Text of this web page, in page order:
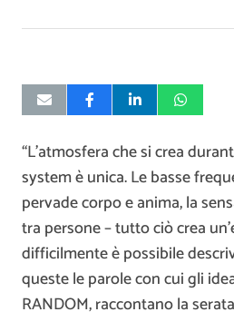
“L’atmosfera che si crea
system è unica. Le basse
pervade corpo e anima, la
tra persone – tutto ciò crea
difficilmente è possibile
queste le parole con cui gli
RANDOM, raccontano la